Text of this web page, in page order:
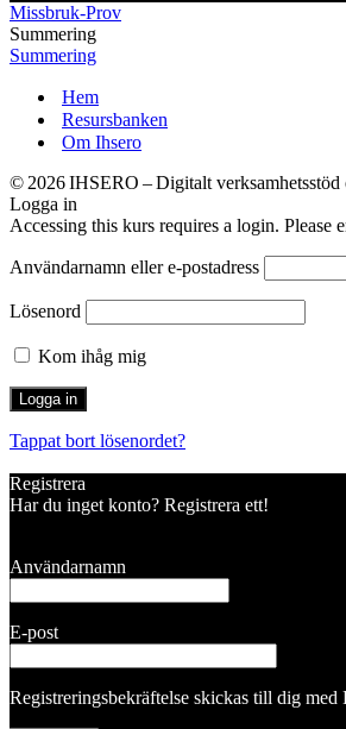
kunskaper
Missbruk-Prov
Summering
Summering
Hem
Resursbanken
Om Ihsero
© 2026 IHSERO – Digitalt verksamhetsstöd
Logga in
Accessing this kurs requires a login. Please
Användarnamn eller e-postadress
Lösenord
Kom ihåg mig
Tappat bort lösenordet?
Registrera
Har du inget konto? Registrera ett!
Användarnamn
E-post
Registreringsbekräftelse skickas till dig med